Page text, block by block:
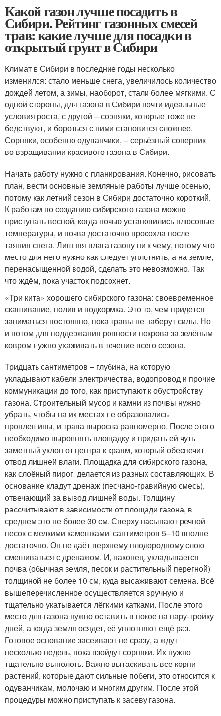
Какой газон лучше посадить в
Сибири. Рейтинг газонных смесей
трав: какие лучше для посадки в
открытый грунт в Сибири
Климат в Сибири в последние годы несколько
изменился: стало меньше снега, увеличилось количество
дождей летом, а зимы, наоборот, стали более мягкими. С
одной стороны, для газона в Сибири почти идеальные
условия роста, с другой – сорняки, которые тоже не
бедствуют, и бороться с ними становится сложнее.
Сорняки, особенно одуванчики, – серьёзный соперник
во взращивании красивого газона в Сибири.
Начать работу нужно с планирования. Конечно, рисовать
план, вести основные земляные работы лучше осенью,
потому как летний сезон в Сибири достаточно короткий.
К работам по созданию сибирского газона можно
приступать весной, когда ночью установились плюсовые
температуры, и почва достаточно просохла после
таяния снега. Лишняя влага газону ни к чему, потому что
место для него нужно как следует уплотнить, а на земле,
перенасыщенной водой, сделать это невозможно. Так
что ждём, пока участок подсохнет.
«Три кита» хорошего сибирского газона: своевременное
скашивание, полив и подкормка. Это то, чем придётся
заниматься постоянно, пока травы не наберут силы. Но
и потом для поддержания ровности покрова за зелёным
ковром нужно ухаживать в течение всего сезона.
Тридцать сантиметров – глубина, на которую
укладывают кабели электричества, водопровод и прочие
коммуникации до того, как приступают к обустройству
газона. Строительный мусор и камни из почвы нужно
убрать, чтобы на их местах не образовались
проплешины, и трава выросла равномерно. После этого
необходимо выровнять площадку и придать ей чуть
заметный уклон от центра к краям, который обеспечит
отвод лишней влаги. Площадка для сибирского газона,
как слоёный пирог, делается из разных составляющих. В
основание кладут дренаж (песчано-гравийную смесь),
отвечающий за вывод лишней воды. Толщину
рассчитывают в зависимости от площади газона, в
среднем это не более 30 см. Сверху насыпают речной
песок с мелкими камешками, сантиметров 5–10 вполне
достаточно. Он не даёт верхнему плодородному слою
смешиваться с дренажом. И, наконец, укладывается
почва (обычная земля, песок и растительный перегной)
толщиной не более 10 см, куда высаживают семена. Всё
вышеперечисленное осуществляется вручную и
тщательно укатывается лёгкими катками. После этого
место для газона нужно оставить в покое на пару-тройку
дней, а когда земля осядет, её уплотняют ещё раз.
Готовое основание засеивают не сразу, а ждут
несколько недель, пока взойдут сорняки. Их нужно
тщательно выполоть. Важно вытаскивать все корни
растений, которые дают сильные побеги, это относится к
одуванчикам, молочаю и многим другим. После этой
процедуры можно приступать к засеву газона.